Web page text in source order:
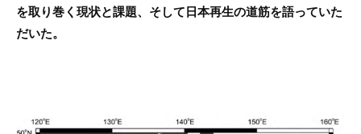
を取り巻く現状と課題、そして日本再生の道筋を語っていた
だいた。